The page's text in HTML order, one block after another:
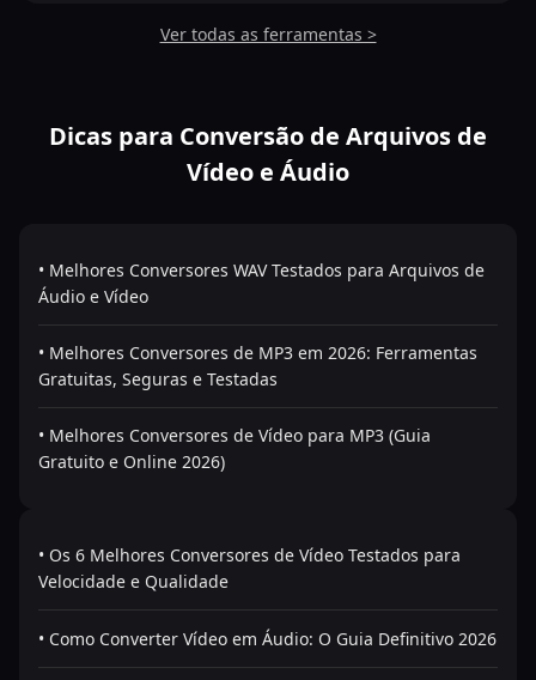
Ver todas as ferramentas >
Dicas para Conversão de Arquivos de
Vídeo e Áudio
• Melhores Conversores WAV Testados para Arquivos de
Áudio e Vídeo
• Melhores Conversores de MP3 em 2026: Ferramentas
Gratuitas, Seguras e Testadas
• Melhores Conversores de Vídeo para MP3 (Guia
Gratuito e Online 2026)
• Os 6 Melhores Conversores de Vídeo Testados para
Velocidade e Qualidade
• Como Converter Vídeo em Áudio: O Guia Definitivo 2026